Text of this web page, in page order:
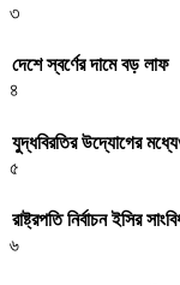
৩
দেশে স্বর্ণের দামে বড় লাফ
৪
যুদ্ধবিরতির উদ্যোগের
৫
রাষ্ট্রপতি নির্বাচন ইসির
৬